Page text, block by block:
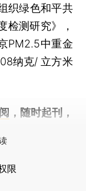
绿色和平共
检测研究》，
PM2.5中重金
纳克/ 立方米
，随时起刊，
限